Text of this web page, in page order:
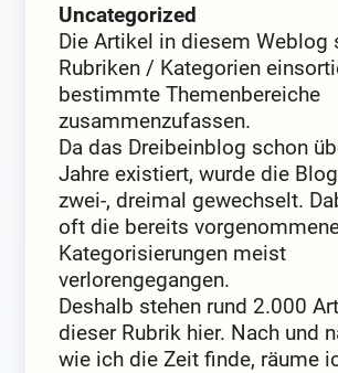
Uncategorized
Die Artikel in diesem Weblog
Rubriken / Kategorien
bestimmte Themenbereiche
zusammenzufassen.
Da das Dreibeinblog schon
Jahre existiert, wurde die
zwei-, dreimal gewechselt.
oft die bereits
Kategorisierungen meist
verlorengegangen.
Deshalb stehen rund 2.000
dieser Rubrik hier. Nach und
wie ich die Zeit finde, räume